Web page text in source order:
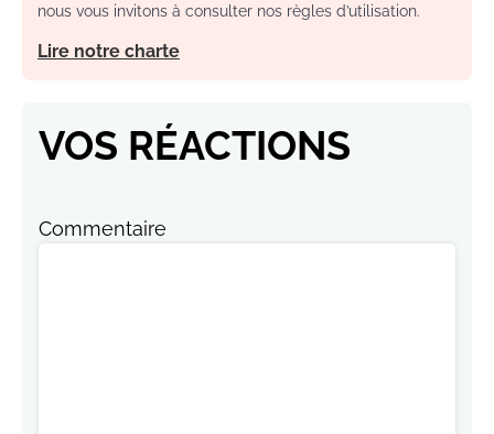
nous vous invitons à consulter nos règles d’utilisation.
Lire notre charte
VOS RÉACTIONS
Commentaire